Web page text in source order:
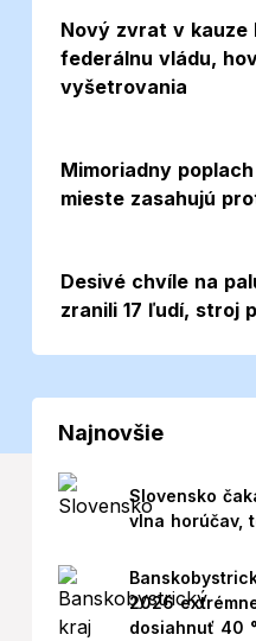
Nový zvrat v kauze
federálnu vládu,
vyšetrovania
Foto
Mimoriadny
mieste zasahujú
Desivé chvíle na
zranili 17 ľudí, stroj
Najnovšie
Slovensko
vlna horúčav,
2026
dosiahnuť 40